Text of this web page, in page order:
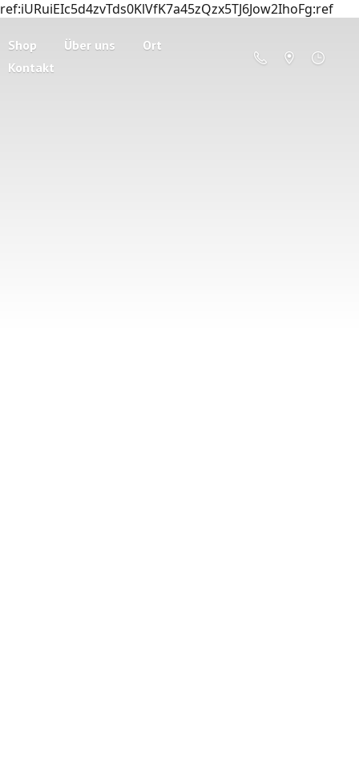
ref:iURuiEIc5d4zvTds0KlVfK7a45zQzx5TJ6Jow2IhoFg:ref
Shop Über uns
Ort
Kontakt